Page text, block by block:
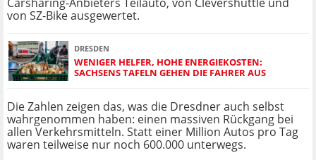
von SZ-Bike ausgewertet.
DRESDEN
WENIGER HELFER, HOHE ENERGIEKOSTEN:
SACHSENS TAFELN GEHEN DIE FAHRER AUS
Die Zahlen zeigen das, was die Dresdner auch selbst
wahrgenommen haben: einen massiven Rückgang bei
allen Verkehrsmitteln. Statt einer Million Autos pro Tag
waren teilweise nur noch 600.000 unterwegs.